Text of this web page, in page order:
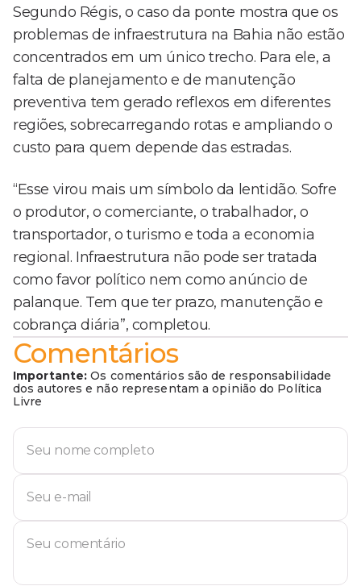
Segundo Régis, o caso da ponte mostra que os
problemas de infraestrutura na Bahia não estão
concentrados em um único trecho. Para ele, a
falta de planejamento e de manutenção
preventiva tem gerado reflexos em diferentes
regiões, sobrecarregando rotas e ampliando o
custo para quem depende das estradas.
“Esse virou mais um símbolo da lentidão. Sofre
o produtor, o comerciante, o trabalhador, o
transportador, o turismo e toda a economia
regional. Infraestrutura não pode ser tratada
como favor político nem como anúncio de
palanque. Tem que ter prazo, manutenção e
cobrança diária”, completou.
Comentários
Importante: Os comentários são de responsabilidade
dos autores e não representam a opinião do Política
Livre